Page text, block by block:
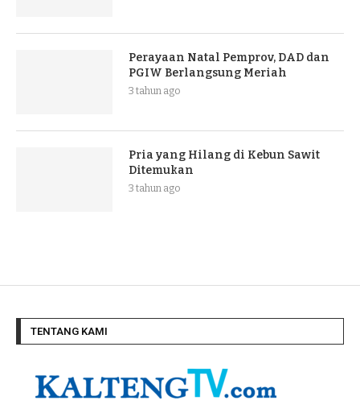
Perayaan Natal Pemprov, DAD dan
PGIW Berlangsung Meriah
3 tahun ago
Pria yang Hilang di Kebun Sawit
Ditemukan
3 tahun ago
TENTANG KAMI